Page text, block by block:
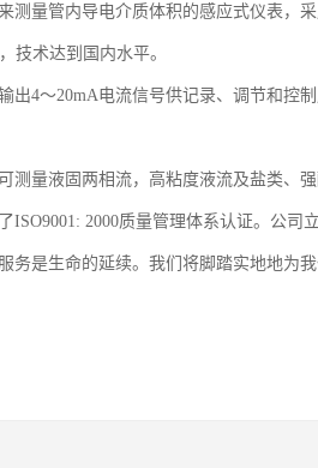
测量管内导电介质体积的感应式仪表，
技术达到国内水平。
出4～20mA电流信号供记录、调节和控
量液固两相流，高粘度液流及盐类、强
ISO9001: 2000质量管理体系认证。公司
是生命的延续。我们将脚踏实地地为我